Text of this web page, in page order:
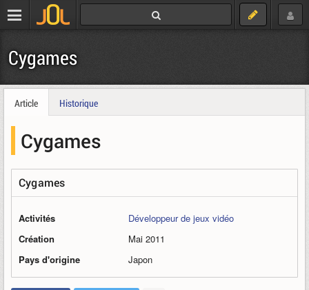
Cygames
Article Historique
Cygames
Cygames
Activités
Développeur de jeux vidéo
Création
Mai 2011
Pays d'origine
Japon